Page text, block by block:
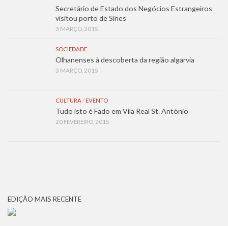
Secretário de Estado dos Negócios Estrangeiros
visitou porto de Sines
3 MARÇO, 2015
SOCIEDADE
Olhanenses à descoberta da região algarvia
3 MARÇO, 2015
CULTURA/ EVENTO
Tudo isto é Fado em Vila Real St. António
20 FEVEREIRO, 2015
EDIÇÃO MAIS RECENTE